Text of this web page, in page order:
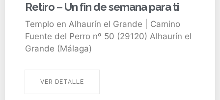
Retiro – Un fin de semana para ti
Templo en Alhaurín el Grande | Camino
Fuente del Perro nº 50 (29120) Alhaurín el
Grande (Málaga)
VER DETALLE